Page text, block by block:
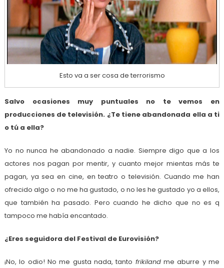
Esto va a ser cosa de terrorismo
Salvo ocasiones muy puntuales no te vemos en
producciones de televisión. ¿Te tiene abandonada ella a ti
o tú a ella?
Yo no nunca he abandonado a nadie. Siempre digo que a los
actores nos pagan por mentir, y cuanto mejor mientas más te
pagan, ya sea en cine, en teatro o televisión. Cuando me han
ofrecido algo o no me ha gustado, o no les he gustado yo a ellos,
que también ha pasado. Pero cuando he dicho que no es q
tampoco me había encantado.
¿Eres seguidora del Festival de Eurovisión?
¡No, lo odio! No me gusta nada, tanto frikilandme aburre y me